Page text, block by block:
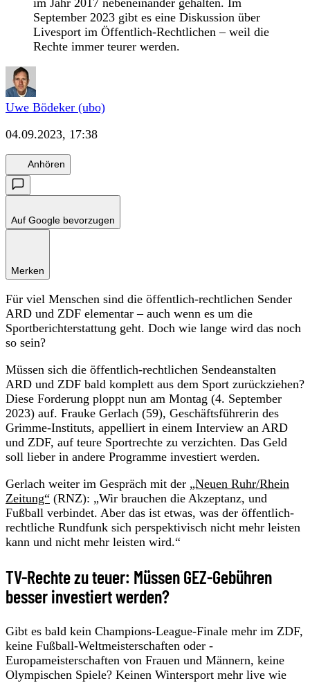
September 2023 gibt es eine Diskussion über
Livesport im Öffentlich-Rechtlichen – weil die
Rechte immer teurer werden.
Uwe Bödeker (ubo)
04.09.2023, 17:38
Anhören
Auf Google bevorzugen
Merken
Für viel Menschen sind die öffentlich-rechtlichen Sender
ARD und ZDF elementar – auch wenn es um die
Sportberichterstattung geht. Doch wie lange wird das noch
so sein?
Müssen sich die öffentlich-rechtlichen Sendeanstalten
ARD und ZDF bald komplett aus dem Sport zurückziehen?
Diese Forderung ploppt nun am Montag (4. September
2023) auf. Frauke Gerlach (59), Geschäftsführerin des
Grimme-Instituts, appelliert in einem Interview an ARD
und ZDF, auf teure Sportrechte zu verzichten. Das Geld
soll lieber in andere Programme investiert werden.
Gerlach weiter im Gespräch mit der „Neuen Ruhr/Rhein
Zeitung“ (RNZ): „Wir brauchen die Akzeptanz, und
Fußball verbindet. Aber das ist etwas, was der öffentlich-
rechtliche Rundfunk sich perspektivisch nicht mehr leisten
kann und nicht mehr leisten wird.“
TV-Rechte zu teuer: Müssen GEZ-Gebühren
besser investiert werden?
Gibt es bald kein Champions-League-Finale mehr im ZDF,
keine Fußball-Weltmeisterschaften oder -
Europameisterschaften von Frauen und Männern, keine
Olympischen Spiele? Keinen Wintersport mehr live wie